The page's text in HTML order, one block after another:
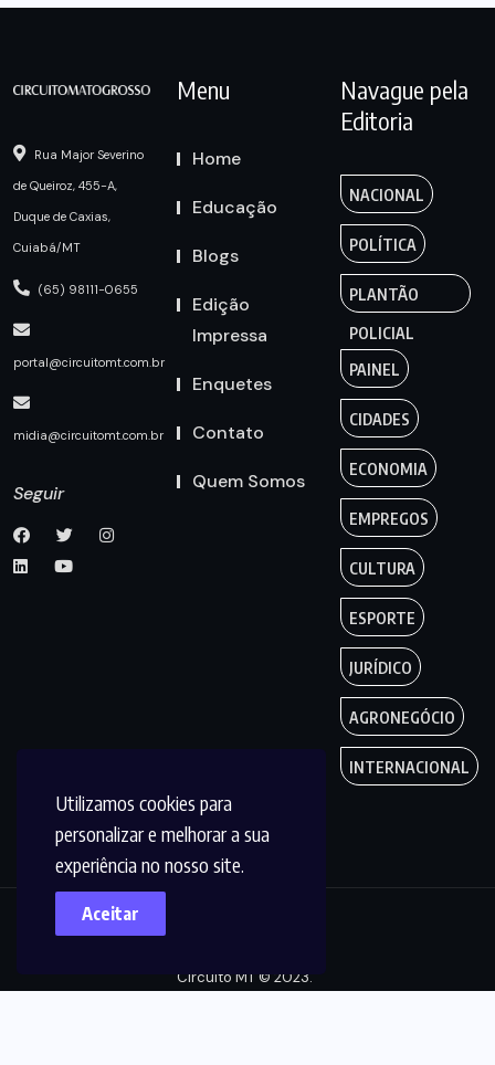
Utilizamos cookies para
personalizar e melhorar a sua
experiência no nosso site.
Aceitar
Rua Major Severino
de Queiroz, 455-A,
Duque de Caxias,
Cuiabá/MT
(65) 98111-0655
portal@circuitomt.com.br
midia@circuitomt.com.br
Seguir
Menu
Home
Educação
Blogs
Edição
Impressa
Enquetes
Contato
Quem Somos
Navague pela
Editoria
NACIONAL
POLÍTICA
PLANTÃO
POLICIAL
PAINEL
CIDADES
ECONOMIA
EMPREGOS
CULTURA
ESPORTE
JURÍDICO
AGRONEGÓCIO
INTERNACIONAL
Circuito MT © 2023.